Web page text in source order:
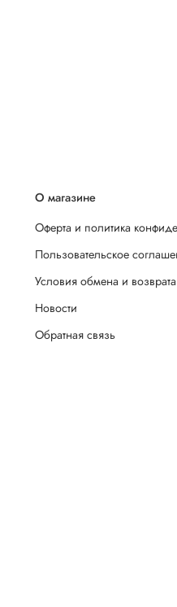
О магазине
Оферта и политика
Пользовательское
Условия обмена и возврата
Новости
Обратная связь